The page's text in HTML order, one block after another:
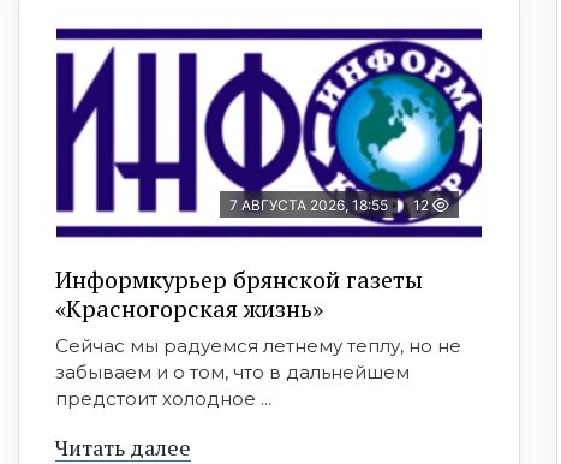
7 АВГУСТА 2026, 18:55 12
Информкурьер брянской газеты
«Красногорская жизнь»
Сейчас мы радуемся летнему теплу, но не
забываем и о том, что в дальнейшем
предстоит холодное ...
Читать далее